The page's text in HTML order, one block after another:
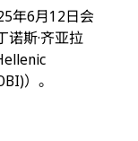
年6月12日会
诺斯·齐亚拉
）。